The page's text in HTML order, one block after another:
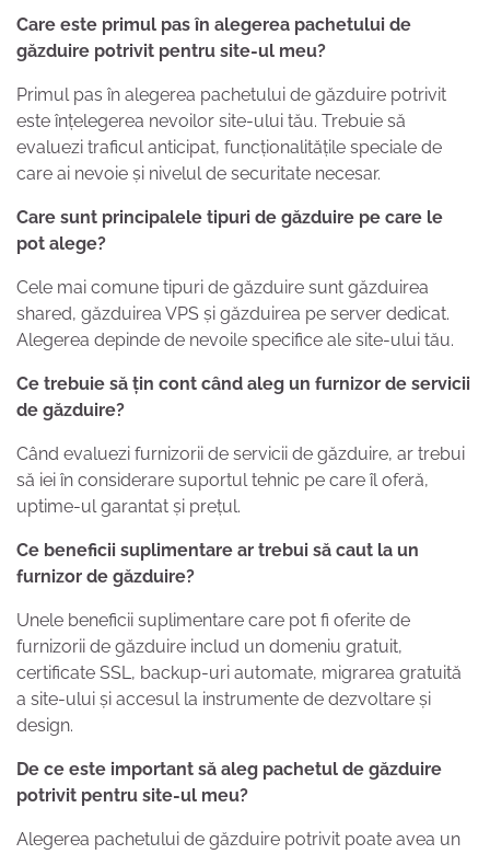
Care este primul pas în alegerea pachetului de
găzduire potrivit pentru site-ul meu?
Primul pas în alegerea pachetului de găzduire potrivit
este înțelegerea nevoilor site-ului tău. Trebuie să
evaluezi traficul anticipat, funcționalitățile speciale de
care ai nevoie și nivelul de securitate necesar.
Care sunt principalele tipuri de găzduire pe care le
pot alege?
Cele mai comune tipuri de găzduire sunt găzduirea
shared, găzduirea VPS și găzduirea pe server dedicat.
Alegerea depinde de nevoile specifice ale site-ului tău.
Ce trebuie să țin cont când aleg un furnizor de servicii
de găzduire?
Când evaluezi furnizorii de servicii de găzduire, ar trebui
să iei în considerare suportul tehnic pe care îl oferă,
uptime-ul garantat și prețul.
Ce beneficii suplimentare ar trebui să caut la un
furnizor de găzduire?
Unele beneficii suplimentare care pot fi oferite de
furnizorii de găzduire includ un domeniu gratuit,
certificate SSL, backup-uri automate, migrarea gratuită
a site-ului și accesul la instrumente de dezvoltare și
design.
De ce este important să aleg pachetul de găzduire
potrivit pentru site-ul meu?
Alegerea pachetului de găzduire potrivit poate avea un